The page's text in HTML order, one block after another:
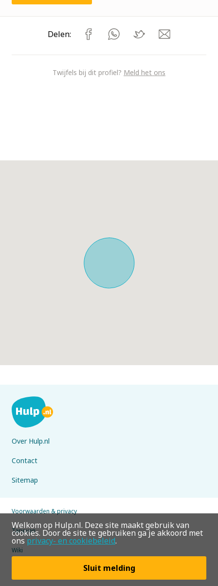
Delen:
Twijfels bij dit profiel? Meld het ons
Over Hulp.nl
Contact
Sitemap
Voorwaarden & privacy
Tarieven
Wiki
Welkom op Hulp.nl. Deze site maakt gebruik van
cookies. Door de site te gebruiken ga je akkoord met
ons privacy- en cookiebeleid.
Sluit melding